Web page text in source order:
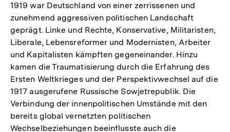
1919 war Deutschland von einer zerrissenen und
zunehmend aggressiven politischen Landschaft
geprägt. Linke und Rechte, Konservative, Militaristen,
Liberale, Lebensreformer und Modernisten, Arbeiter
und Kapitalisten kämpften gegeneinander. Hinzu
kamen die Traumatisierung durch die Erfahrung des
Ersten Weltkrieges und der Perspektivwechsel auf die
1917 ausgerufene Russische Sowjetrepublik. Die
Verbindung der innenpolitischen Umstände mit den
bereits global vernetzten politischen
Wechselbeziehungen beeinflusste auch die